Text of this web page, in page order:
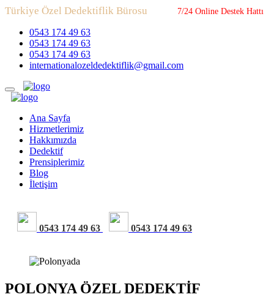
Türkiye Özel Dedektiflik Bürosu 7/24 Online Destek Hattı
0543 174 49 63
0543 174 49 63
0543 174 49 63
internationalozeldedektiflik@gmail.com
Ana Sayfa
Hizmetlerimiz
Hakkımızda
Dedektif
Prensiplerimiz
Blog
İletişim
0543 174 49 63 0543 174 49 63
POLONYA ÖZEL DEDEKTİF